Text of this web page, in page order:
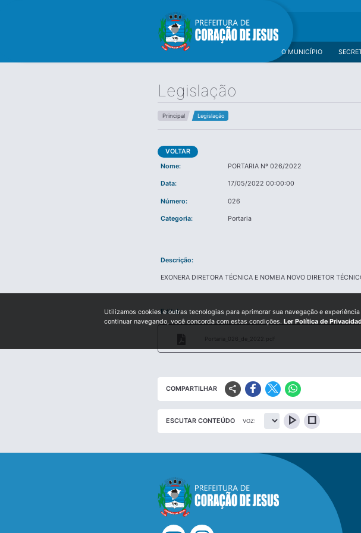
O MUNICÍPIO
Legislação
Principal Legislação
VOLTAR
Nome:
PORTARIA Nº 026/2022
Data: 17/05/2022 00:00:00
Número: 026
Categoria: Portaria
Descrição:
EXONERA DIRETORA TÉCNICA E NOMEIA NOVO DIRETOR
Edital:
Portaria_026_de_2022.pdf
COMPARTILHAR share
ESCUTAR CONTEÚDO VOZ: play_arrow stop
Utilizamos cookies e outras tecnologias para aprimorar sua navegação e
continuar navegando, você concorda com estas condições. Ler Política de